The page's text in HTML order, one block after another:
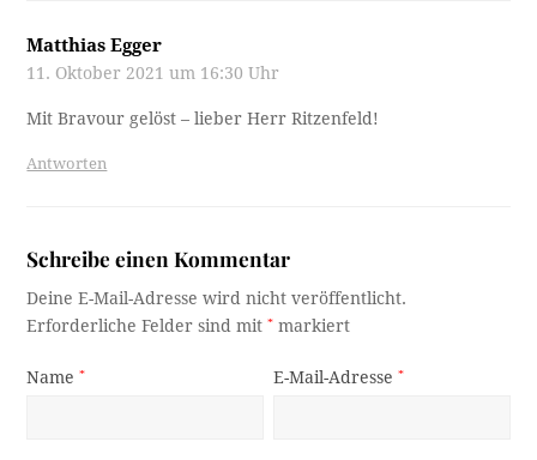
Matthias Egger
11. Oktober 2021 um 16:30 Uhr
Mit Bravour gelöst – lieber Herr Ritzenfeld!
Antworten
Schreibe einen Kommentar
Deine E-Mail-Adresse wird nicht veröffentlicht.
Erforderliche Felder sind mit* markiert
Name* E-Mail-Adresse*